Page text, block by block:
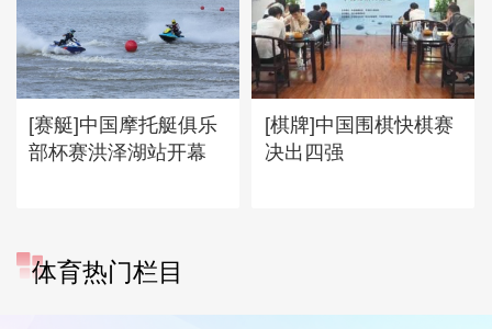
[赛艇]中国摩托艇俱乐
部杯赛洪泽湖站开幕
[棋牌]中国围棋快棋赛
决出四强
体育热门栏目